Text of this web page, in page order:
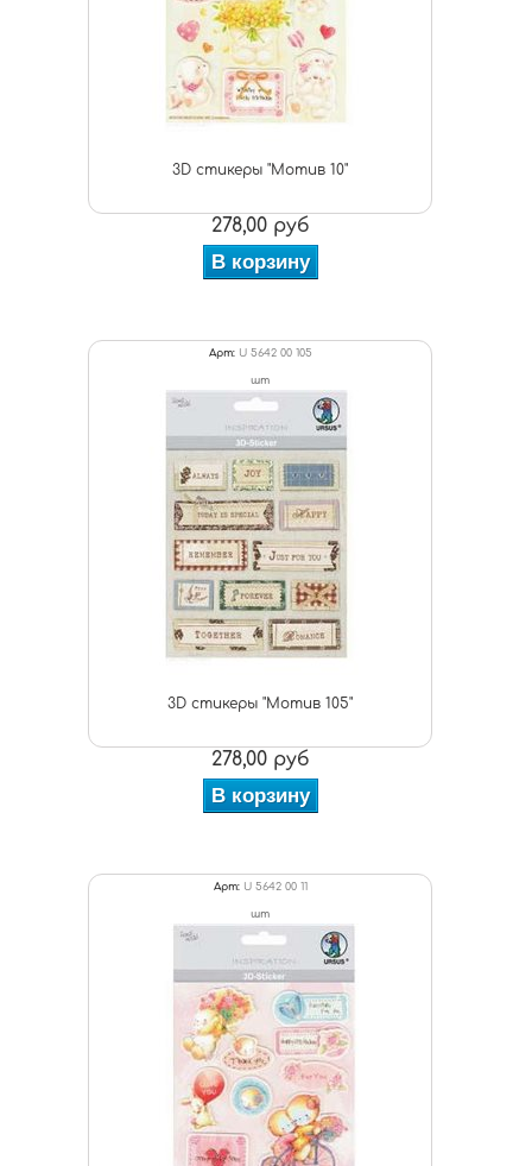
3D стикеры "Мотив 10"
278,00 руб
В корзину
Арт: U 5642 00 105
шт
3D стикеры "Мотив 105"
278,00 руб
В корзину
Арт: U 5642 00 11
шт